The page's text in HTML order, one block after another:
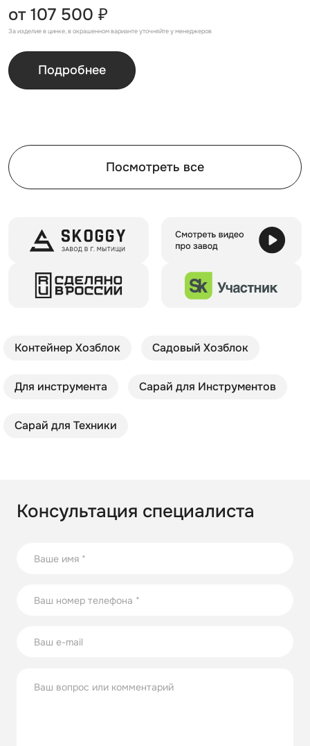
от 107 500 ₽
За изделие в цинке, в окрашенном варианте уточняйте у менеджеров
Подробнее
Посмотреть все
Контейнер Хозблок Садовый Хозблок
Для инструмента Сарай для Инструментов
Сарай для Техники
Консультация специалиста